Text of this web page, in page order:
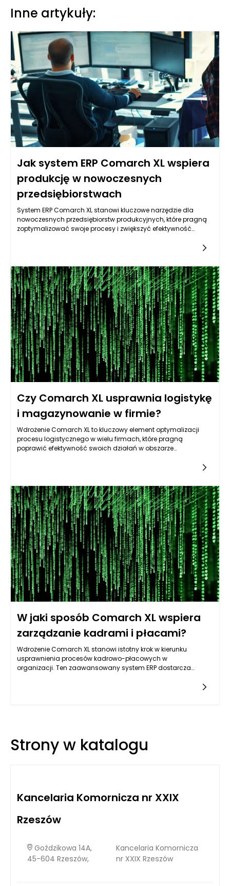
Inne artykuły:
Jak system ERP Comarch XL wspiera
produkcję w nowoczesnych
przedsiębiorstwach
System ERP Comarch XL stanowi kluczowe narzędzie dla
nowoczesnych przedsiębiorstw produkcyjnych, które pragną
zoptymalizować swoje procesy i zwiększyć efektywność
funkcjom, Comarch XL dostosowuje się do zróżnicowanych
działalności. Wdrożenie Comarch XL pozwala
przedsiębiorstwom na integrację wszystkich istotnych
procesów produkcyjnych w jednym systemie, co prowadzi do
lepszego zarządzania zasobami, łatwiejszej analizy danych
oraz poprawy komunikacji wewnętrznej. W efekcie, organizacje
mogą skupić się na swojej głównej działalności, wiedząc, że
technologiczne wsparcie działa sprawnie i zgodnie z ich
potrzebami.
Czy Comarch XL usprawnia logistykę
i magazynowanie w firmie?
Wdrożenie Comarch XL to kluczowy element optymalizacji
procesu logistycznego w wielu firmach, które pragną
poprawić efektywność swoich działań w obszarze
całościową logistykę przedsiębiorstwa. Kluczowym atutem
Comarch XL jest jego elastyczność i skalowalność, co
pozwala na dostosowanie systemu do specyficznych potrzeb
danego biznesu, niezależnie od jego wielkości czy branży.
Dzięki zastosowaniu nowoczesnych technologii, firmy są w
stanie efektywniej zarządzać swoim łańcuchem dostaw, co
przekłada się na redukcję kosztów i skrócenie czasów
realizacji zamówień.
W jaki sposób Comarch XL wspiera
zarządzanie kadrami i płacami?
Wdrożenie Comarch XL stanowi istotny krok w kierunku
usprawnienia procesów kadrowo-płacowych w
organizacji. Ten zaawansowany system ERP dostarcza
znaczne przyspieszenie czasochłonnych procedur
administracyjnych. Przykładowo, automatyczne obliczenia
Strony w katalogu
Kancelaria Komornicza nr XXIX
Rzeszów
Goździkowa 14A,
45-604 Rzeszów,
Kancelaria Komornicza
nr XXIX Rzeszów